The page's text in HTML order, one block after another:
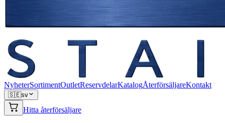
NyheterSortimentOutletReservdelarKatalogÅterförsäljareKontakt
🇸🇪sv
Hitta återförsäljare